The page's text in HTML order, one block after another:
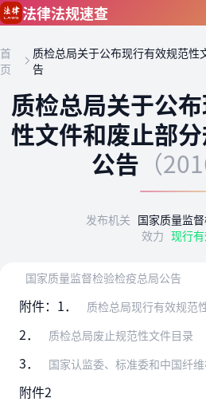
跳到主要内容
法律法规速查
首
页
质检总局关于公布现行有效规范
告
质检总局关于公
性文件和废止部
公告 （
发布机关 国家质量监
效力 现行
国家质量监督检验检疫总局公告
附件：1． 质检总局现行有效规范
2． 质检总局废止规范性文件目录
3． 国家认监委、标准委和中国纤维检验局报送
附件2